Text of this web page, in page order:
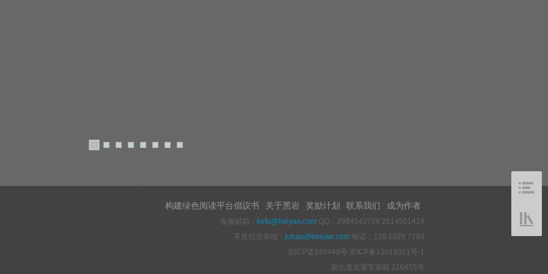
构建绿色阅读平台倡议书 关于黑岩 奖励计划 联系我们 成为作者
客服邮箱： kefu@heiyan.com QQ：2984543729 2814551419
不良信息举报： jubao@heiyan.com 电话：158 1029 7793
京ICP证140449号 京ICP备13019311号-1
新出发京零字第朝 210455号